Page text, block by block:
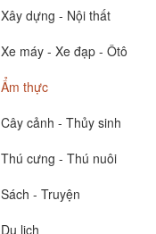
Xây dựng - Nội thất
Xe máy - Xe đạp - Ôtô
Ẩm thực
Cây cảnh - Thủy sinh
Thú cưng - Thú nuôi
Sách - Truyện
Du lịch